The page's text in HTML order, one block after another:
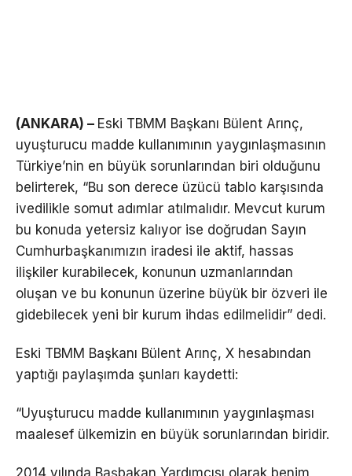
(ANKARA) – Eski TBMM Başkanı Bülent Arınç,
uyuşturucu madde kullanımının yaygınlaşmasının
Türkiye’nin en büyük sorunlarından biri olduğunu
belirterek, “Bu son derece üzücü tablo karşısında
ivedilikle somut adımlar atılmalıdır. Mevcut kurum
bu konuda yetersiz kalıyor ise doğrudan Sayın
Cumhurbaşkanımızın iradesi ile aktif, hassas
ilişkiler kurabilecek, konunun uzmanlarından
oluşan ve bu konunun üzerine büyük bir özveri ile
gidebilecek yeni bir kurum ihdas edilmelidir” dedi.
Eski TBMM Başkanı Bülent Arınç, X hesabından
yaptığı paylaşımda şunları kaydetti:
“Uyuşturucu madde kullanımının yaygınlaşması
maalesef ülkemizin en büyük sorunlarından biridir.